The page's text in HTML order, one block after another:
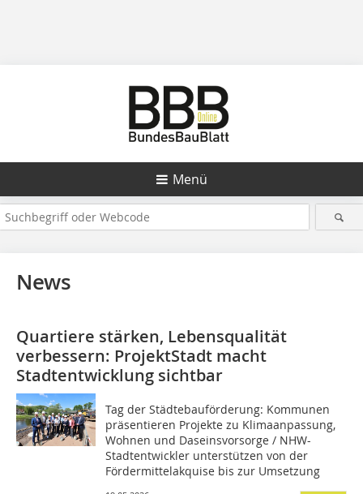
Menü
News
Quartiere stärken, Lebensqualität
verbessern: ProjektStadt macht
Stadtentwicklung sichtbar
Tag der Städtebauförderung: Kommunen
präsentieren Projekte zu Klimaanpassung,
Wohnen und Daseinsvorsorge / NHW-
Stadtentwickler unterstützen von der
Fördermittelakquise bis zur Umsetzung